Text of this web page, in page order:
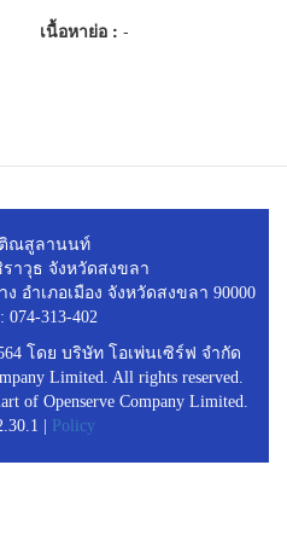
เนื้อหาย่อ :-
ณสูลานนท์
ราวุธ จังหวัดสงขลา
อำเภอเมือง จังหวัดสงขลา 90000
313-402
โดย บริษัท โอเพ่นเซิร์ฟ จำกัด
Limited. All rights reserved.
of Openserve Company Limited.
|
Policy